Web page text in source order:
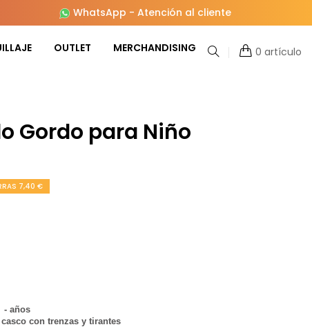
WhatsApp - Atención al cliente
OUTLET MERCHANDISING 0 artículo
Gordo para Niño
7,40 €
- años
con trenzas y tirantes